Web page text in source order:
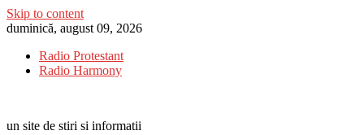
Skip to content
duminică, august 09, 2026
Radio Protestant
Radio Harmony
un site de stiri si informatii